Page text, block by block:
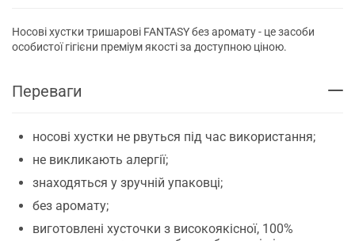
Носові хустки тришарові FANTASY без аромату - це засоби
особистої гігієни преміум якості за доступною ціною.
Переваги
носові хустки не рвуться під час використання;
не викликають алергії;
знаходяться у зручній упаковці;
без аромату;
виготовлені хусточки з високоякісної, 100%